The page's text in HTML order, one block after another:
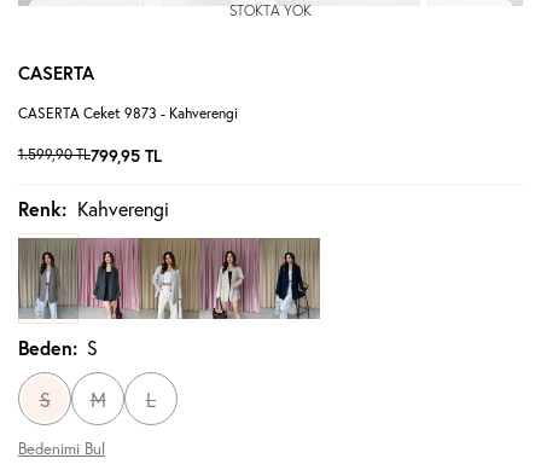
STOKTA YOK
CASERTA
CASERTA Ceket 9873 - Kahverengi
1.599,90TL799,95 TL
Renk: Kahverengi
Beden: S
S M L
Bedenimi Bul